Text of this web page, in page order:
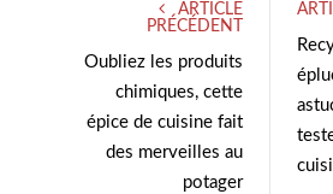
t
r
e
ARTICLE
PRÉCÉDENT
Oubliez les produits
chimiques, cette
épice de cuisine fait
des merveilles au
potager